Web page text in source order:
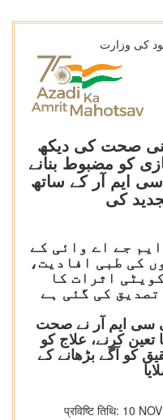
کی وزارت
صحت کی دیکھ
کو مضبوط بنانے
سی ایم آر کے ساتھ
کی
جے اے وائی کے
کی طبی افادیت،
اثرات کا
کی گئی ہے
سی ایم آر نے صحت
کرنے، علاج کو
کو آگے بڑھانے کے
प्रविष्टि तिथि: 10